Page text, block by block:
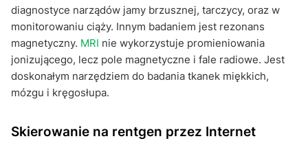
diagnostyce narządów jamy brzusznej, tarczycy, oraz w
monitorowaniu ciąży. Innym badaniem jest rezonans
magnetyczny. MRI nie wykorzystuje promieniowania
jonizującego, lecz pole magnetyczne i fale radiowe. Jest
doskonałym narzędziem do badania tkanek miękkich,
mózgu i kręgosłupa.
Skierowanie na rentgen przez Internet